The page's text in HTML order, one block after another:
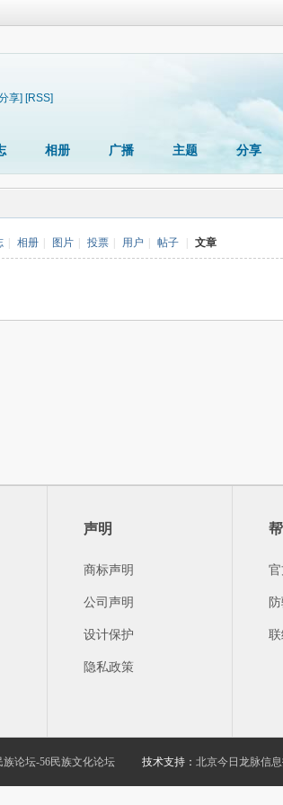
享] [RSS]
相册 广播 主题 分享
相册 图片 投票 用户 帖子 文章
声明
商标声明
公司声明
设计保护
隐私政策
族论坛-56民族文化论坛 技术支持： 北京今日龙脉信